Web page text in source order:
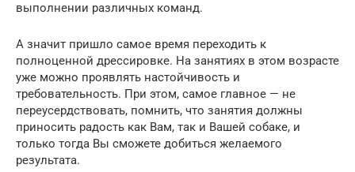
выполнении различных команд.
А значит пришло самое время переходить к
полноценной дрессировке. На занятиях в этом возрасте
уже можно проявлять настойчивость и
требовательность. При этом, самое главное — не
переусердствовать, помнить, что занятия должны
приносить радость как Вам, так и Вашей собаке, и
только тогда Вы сможете добиться желаемого
результата.